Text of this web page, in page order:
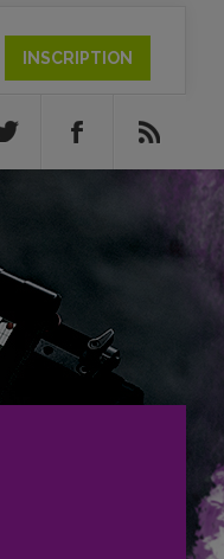
INSCRIPTION